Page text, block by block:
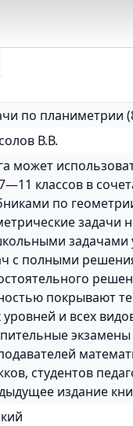
по планиметрии
В.В.
может
классов в
по
задачи
задачами
с полными
покрывают
уровней и всех
студентов
издание